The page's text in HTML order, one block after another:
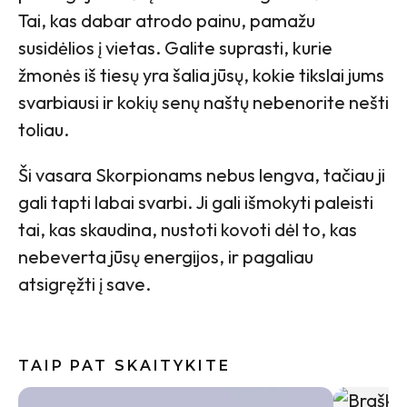
Tai, kas dabar atrodo painu, pamažu
susidėlios į vietas. Galite suprasti, kurie
žmonės iš tiesų yra šalia jūsų, kokie tikslai jums
svarbiausi ir kokių senų naštų nebenorite nešti
toliau.
Ši vasara Skorpionams nebus lengva, tačiau ji
gali tapti labai svarbi. Ji gali išmokyti paleisti
tai, kas skaudina, nustoti kovoti dėl to, kas
nebeverta jūsų energijos, ir pagaliau
atsigręžti į save.
TAIP PAT SKAITYKITE